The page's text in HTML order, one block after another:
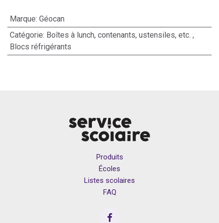
Marque: Géocan
Catégorie: Boîtes à lunch, contenants, ustensiles, etc. ,
Blocs réfrigérants
Produits
Écoles
Listes scolaires
FAQ